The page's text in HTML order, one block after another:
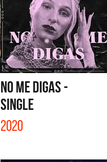
NO ME DIGAS -
SINGLE
2020